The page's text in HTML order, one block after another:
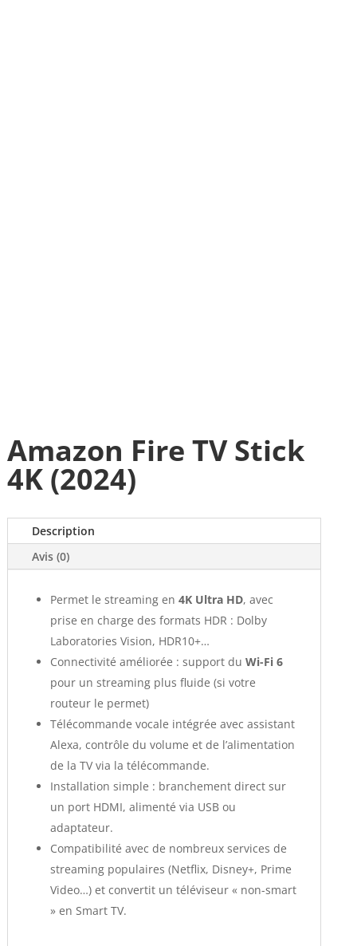
Amazon Fire TV Stick
4K (2024)
Description
Avis (0)
Permet le streaming en 4K Ultra HD, avec
prise en charge des formats HDR : Dolby
Laboratories Vision, HDR10+…
Connectivité améliorée : support du Wi-Fi 6
pour un streaming plus fluide (si votre
routeur le permet)
Télécommande vocale intégrée avec assistant
Alexa, contrôle du volume et de l’alimentation
de la TV via la télécommande.
Installation simple : branchement direct sur
un port HDMI, alimenté via USB ou
adaptateur.
Compatibilité avec de nombreux services de
streaming populaires (Netflix, Disney+, Prime
Video…) et convertit un téléviseur « non-smart
» en Smart TV.